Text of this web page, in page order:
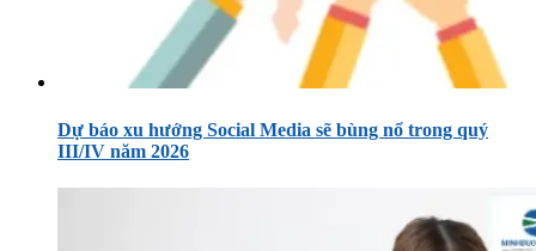
Dự báo xu hướng Social Media sẽ bùng nổ trong quý
III/IV năm 2026